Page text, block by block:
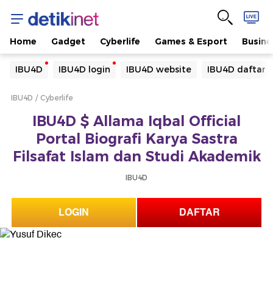
Home Gadget Cyberlife Games & Esport
IBU4D IBU4D login IBU4D website IBU4D daftar
Yang sedang ramai dicari
Loading...
Loading...
IBU4D Cyberlife
IBU4D $ Allama Iqbal Official
Portal Biografi Karya Sastra
Filsafat Islam dan Studi Akademik
IBU4D
LOGIN DAFTAR